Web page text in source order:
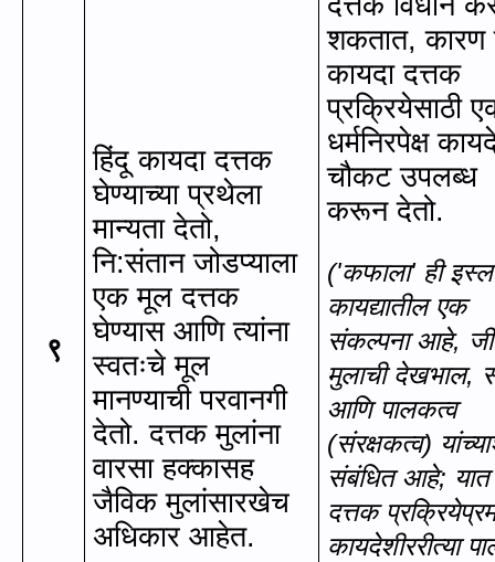
९
हिंदू कायदा दत्तक
घेण्याच्या प्रथेला
मान्यता देतो,
नि:संतान जोडप्याला
एक मूल दत्तक
घेण्यास आणि त्यांना
स्वतःचे मूल
मानण्याची परवानगी
देतो. दत्तक मुलांना
वारसा हक्कासह
जैविक मुलांसारखेच
अधिकार आहेत.
शकतात,कारण
कायदा दत्तक
प्रक्रियेसाठी
धर्मनिरपेक्ष
चौकट उपलब्ध
करून देतो.
('कफाला' ही
कायद्यातील एक
संकल्पना आहे, जी
मुलाची देखभाल,
आणि पालकत्व
(संरक्षकत्व)
संबंधित आहे; यात
दत्तक
कायदेशीररीत्या